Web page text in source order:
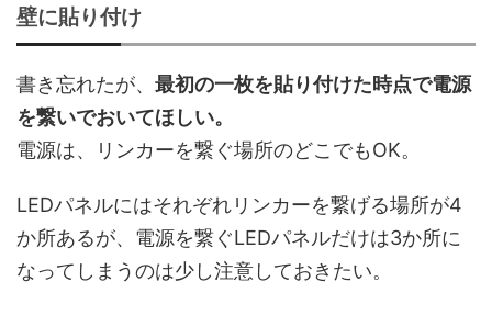
壁に貼り付け
書き忘れたが、 最初の一枚を貼り付けた時点で電源
を繋いでおいてほしい。
電源は、リンカーを繋ぐ場所のどこでもOK。
LEDパネルにはそれぞれリンカーを繋げる場所が4
か所あるが、電源を繋ぐLEDパネルだけは3か所に
なってしまうのは少し注意しておきたい。